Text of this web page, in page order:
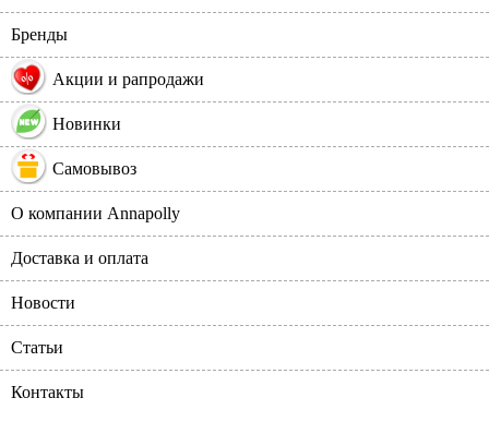
Бренды
% Акции и рапродажи
Новинки
Самовывоз
О компании Annapolly
Доставка и оплата
Новости
Статьи
Контакты